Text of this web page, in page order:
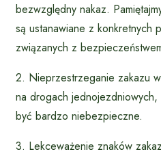
bezwzględny nakaz.
są ustanawiane z konkretnych
związanych z
2. Nieprzestrzeganie zakazu
na drogach
być bardzo niebezpieczne.
3. Lekceważenie znaków